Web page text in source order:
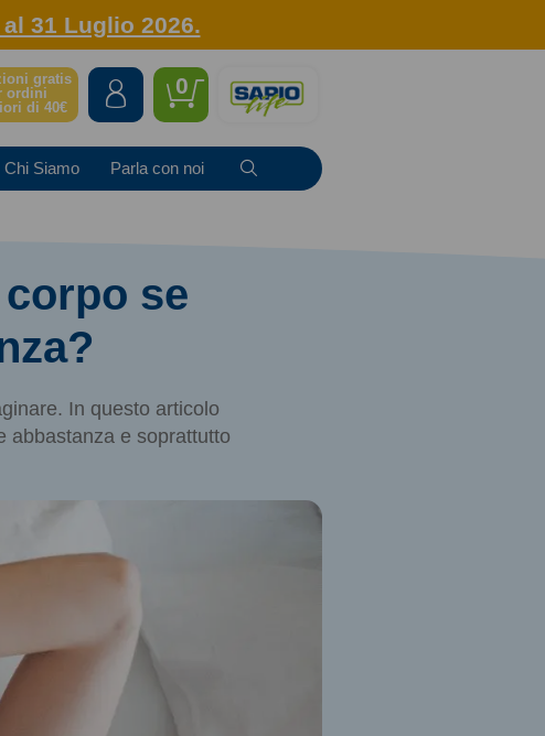
31 Luglio 2026.
gratis
ordini
di 40€
0
Chi Siamo Parla con noi
se
In questo articolo
abbastanza e soprattutto